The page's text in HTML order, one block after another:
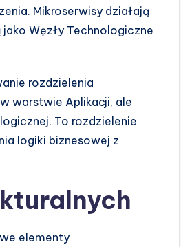
Mikroserwisy działają
Węzły Technologiczne
rozdzielenia
warstwie Aplikacji, ale
To rozdzielenie
logiki biznesowej z
elementy